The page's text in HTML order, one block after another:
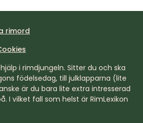
rimord
i rimdjungeln. Sitter du och ska
födelsedag, till julklapparna (lite
är du bara lite extra intresserad
I vilket fall som helst är RimLexikon